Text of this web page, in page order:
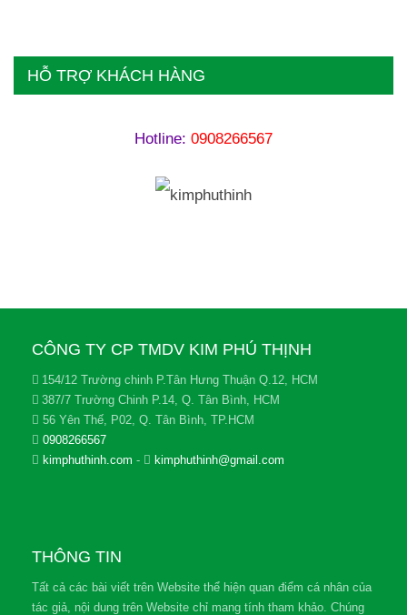
HỖ TRỢ KHÁCH HÀNG
Hotline: 0908266567
CÔNG TY CP TMDV KIM PHÚ THỊNH
154/12 Trường chinh P.Tân Hưng Thuận Q.12, HCM
387/7 Trường Chinh P.14, Q. Tân Bình, HCM
56 Yên Thế, P02, Q. Tân Bình, TP.HCM
0908266567
kimphuthinh.com - kimphuthinh@gmail.com
THÔNG TIN
Tất cả các bài viết trên Website thể hiện quan điểm cá nhân của
tác giả, nội dung trên Website chỉ mang tính tham khảo. Chúng